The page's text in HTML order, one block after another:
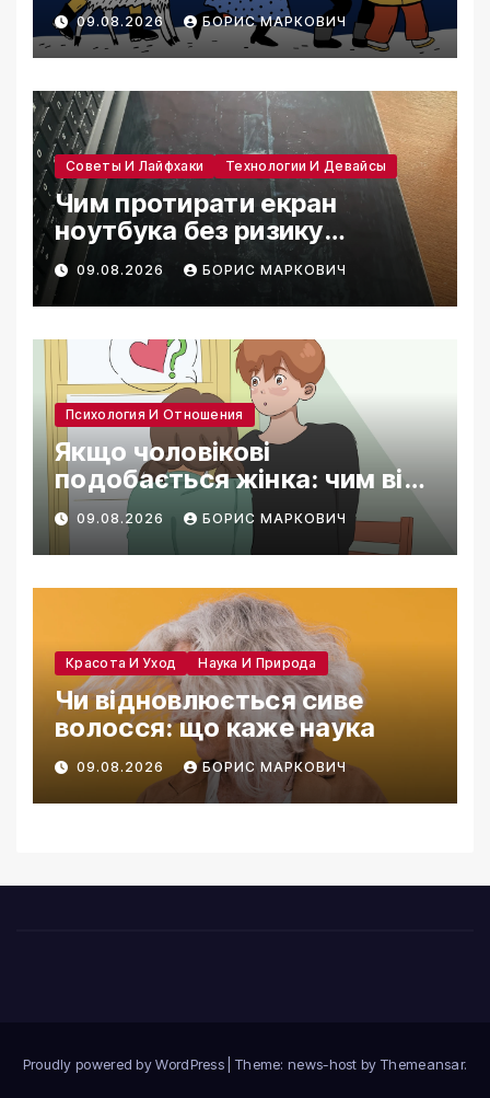
09.08.2026 БОРИС МАРКОВИЧ
Советы И Лайфхаки Технологии И Девайсы
Чим протирати екран
ноутбука без ризику
пошкодити покриття
09.08.2026 БОРИС МАРКОВИЧ
Психология И Отношения
Якщо чоловікові
подобається жінка: чим він
себе видає
09.08.2026 БОРИС МАРКОВИЧ
Красота И Уход Наука И Природа
Чи відновлюється сиве
волосся: що каже наука
09.08.2026 БОРИС МАРКОВИЧ
Proudly powered by WordPress Theme: news-host by Themeansar.